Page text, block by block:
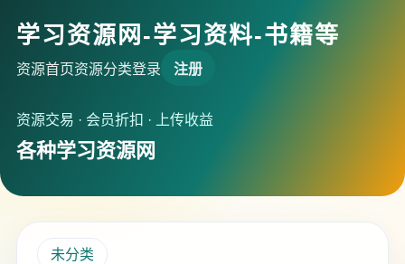
学习资源网-学习资料-书籍等
资源首页资源分类登录 注册
资源交易 · 会员折扣 · 上传收益
各种学习资源网
未分类